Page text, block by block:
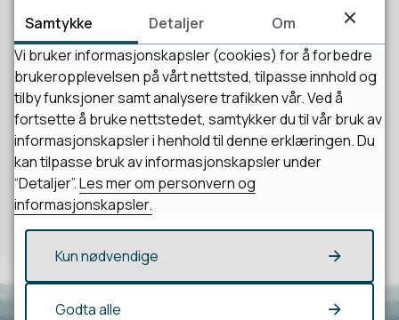
Fant du det du lette etter?
Ja Nei
Samtykke Detaljer
Om
Vi bruker informasjonskapsler (cookies) for å forbedre
brukeropplevelsen på vårt nettsted, tilpasse innhold og
tilby funksjoner samt analysere trafikken vår. Ved å
fortsette å bruke nettstedet, samtykker du til vår bruk av
informasjonskapsler i henhold til denne erklæringen. Du
kan tilpasse bruk av informasjonskapsler under
“Detaljer”.Les mer om personvern og
informasjonskapsler.
Kun nødvendige
Godta alle